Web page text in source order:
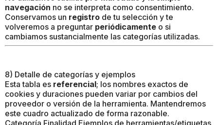
navegación no se interpreta como consentimiento.
Conservamos un registro de tu selección y te
volveremos a preguntar periódicamente o si
cambiamos sustancialmente las categorías utilizadas.
8) Detalle de categorías y ejemplos
Esta tabla es referencial; los nombres exactos de
cookies y duraciones pueden variar por cambios del
proveedor o versión de la herramienta. Mantendremos
este cuadro actualizado de forma razonable.